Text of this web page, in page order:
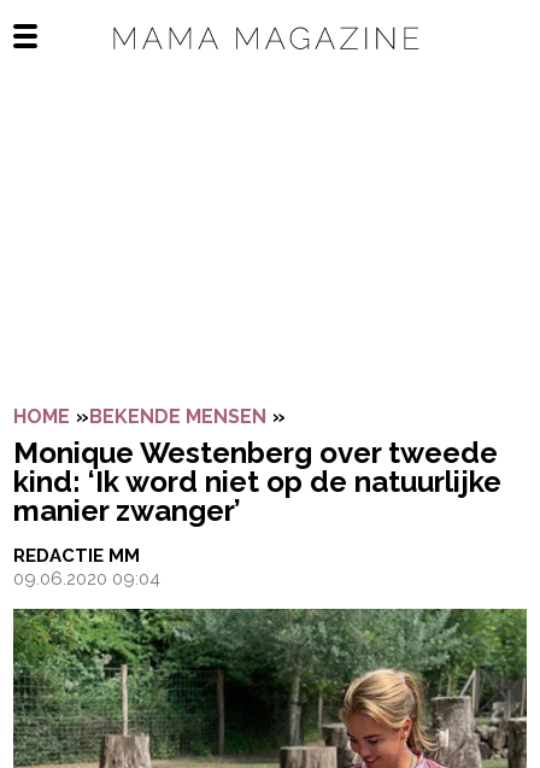
Open het mobiele menu
HOME »BEKENDE MENSEN »
Monique Westenberg over tweede
kind: ‘Ik word niet op de natuurlijke
manier zwanger’
REDACTIE MM
09.06.2020 09:04